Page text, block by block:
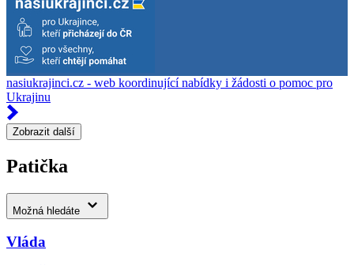
nasiukrajinci.cz - web koordinující nabídky i žádosti o pomoc pro
Ukrajinu
Zobrazit další
Patička
Možná hledáte
Vláda